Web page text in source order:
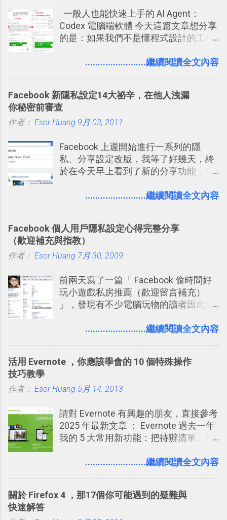
2016/7/7 新增 ： 如何活用 Trello 記
帳？我的理財計畫心得與看板範本
2016/7/13 新增： 如何將網頁資料快速
2016/8 新增： Trello 開放「強化功能」
技！最想要的強大 Trello 客製化範例教
學 2016/11 新增： [時間技客-7] 重要緊
急時間管理四象限在 Trello 活用與範本
用 Trello？ 8個專案排程協作重點技巧
2017/6 新增： 如何用 Trello 規劃自助
旅行？我的 Trello 行程計畫使用技巧教
卡片不再落落長？專案管理的5個關鍵
子彈筆記？我的 Trello GTD 方法範例看
板分享
來一個月的記憶長度！就這樣反覆慢慢
拉長時間練習，就能讓一個東西成為腦
海中更深刻的記憶。 問題是，當我們一
要準備數百個考試問題時，自己手動進
練習的記憶卡片，自動規劃要延期複習
的卡片，每天自動產生記憶練習題，這
樣的軟體中最受好評的，或許就是今天
一般人也能快速上手的 AI Agent：
Codex 電腦端軟體 今天這篇文章想分享
的是：如果我們不是懂程式設計的工程
（ChatGPT） 的 Codex 工具？ 如何用
打造一個更自動化的電腦工作流程。
........................繼續閱讀全文內容
Facebook 新隱私設定14大祕辛，在他人洩漏
你秘密前審查
作者： Esor Huang 9月 03, 2011
Facebook 上週開始進行一系列的隱
私、分享設定改版，我等了好幾天，終
於在今天早上看到了新的分享功能，相
用新版的分享功能與隱私設定。 嚴格來
置。不過有一項很實用的設定是新增
的， 那就是可以 事先審查 朋友「標籤
你」的內容，決定要不要讓其他朋友看
標籤在他的訊息中，或是想把你標籤在
相片圖片裡，現在你都多了一個「事先
審查」的機制，可以決定這些你被標籤
鴉牆上，從而禁止可能的祕密被你其他
........................繼續閱讀全文內容
Facebook 個人用戶隱私設定心得完整分享
（歡迎補充與指教）
作者： Esor Huang 7月 30, 2009
前兩天寫了一篇「 Facebook 偷時間好
玩小遊戲私房推薦（歡迎留言補充）
」，發現有不少電腦玩物的讀者因此開
Facebook確 實是目前最好的社群、社
有趣的交友聯繫： 例如你可以看到朋友
哪張相片中？或者有哪些朋友正熱衷於
如何分析使用你的個人資料而達到這種
社群效果？則是很多人感到疑慮的部
份，也是惡意程式有可能利用的部份 。
從Facebook隱私設定全新簡化介面設計
Facebook中接收到朋友互動產生的樂趣
........................繼續閱讀全文內容
活用 Evernote ，你應該學會的 10 個特殊操作
技巧教學
作者： Esor Huang 5月 14, 2013
請對 Evernote 有興趣的朋友，直接參考
2025 年最新文章 ： Evernote 過去一年
我的 5 大常用新功能：把待辦清單、AI
介紹文章： 把不同筆記中的待辦清單統
大綱收合、目錄連結、錨點連結，整理
........................繼續閱讀全文內容
關於 Firefox 4 ，那17個你可能遇到的疑難與
快速解答